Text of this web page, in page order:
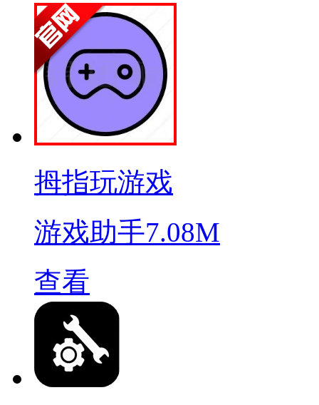
拇指玩游戏
游戏助手7.08M
查看